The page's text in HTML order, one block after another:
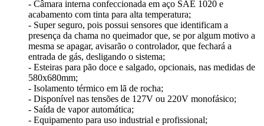
- Câmara interna confeccionada em aço SAE 1020 e
acabamento com tinta para alta temperatura;
- Super seguro, pois possui sensores que identificam a
presença da chama no queimador que, se por algum motivo a
mesma se apagar, avisarão o controlador, que fechará a
entrada de gás, desligando o sistema;
- Esteiras para pão doce e salgado, opcionais, nas medidas de
580x680mm;
- Isolamento térmico em lã de rocha;
- Disponível nas tensões de 127V ou 220V monofásico;
- Saída de vapor automática;
- Equipamento para uso industrial e profissional;